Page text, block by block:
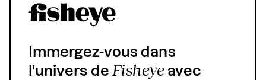
Immergez-vous dans
l'univers deFisheyeavec